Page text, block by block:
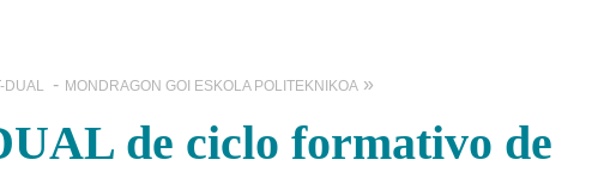
DUAL MONDRAGON GOI ESKOLA POLITEKNIKOA
de ciclo formativo de